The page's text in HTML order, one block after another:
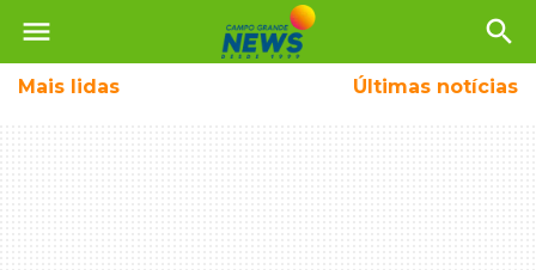
menu search
Mais lidas Últimas notícias